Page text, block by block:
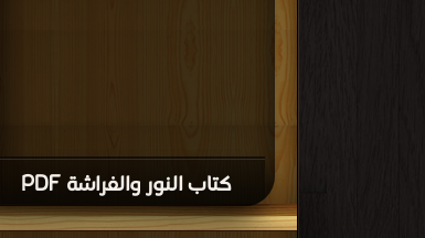
كتاب النور والفراشة PDF